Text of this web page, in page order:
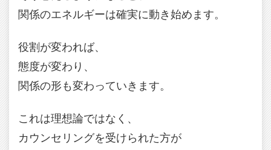
関係のエネルギーは確実に動き始めます。
役割が変われば、
態度が変わり、
関係の形も変わっていきます。
これは理想論ではなく、
カウンセリングを受けられた方が